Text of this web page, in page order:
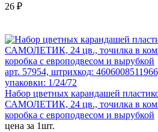
26 ₽
арт. 57954, штрихкод:
упаковки: 1/24/72
Набор цветных карандашей
САМОЛЕТИК, 24 цв., точилка в
коробка с европодвесом и вырубкой
цена за 1шт.